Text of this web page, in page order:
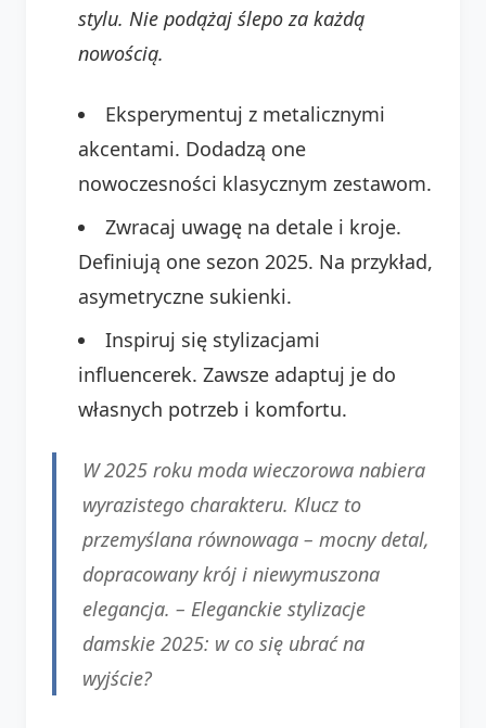
stylu. Nie podążaj ślepo za każdą
nowością.
Eksperymentuj z metalicznymi
akcentami. Dodadzą one
nowoczesności klasycznym zestawom.
Zwracaj uwagę na detale i kroje.
Definiują one sezon 2025. Na przykład,
asymetryczne sukienki.
Inspiruj się stylizacjami
influencerek. Zawsze adaptuj je do
własnych potrzeb i komfortu.
W 2025 roku moda wieczorowa nabiera
wyrazistego charakteru. Klucz to
przemyślana równowaga – mocny detal,
dopracowany krój i niewymuszona
elegancja. – Eleganckie stylizacje
damskie 2025: w co się ubrać na
wyjście?